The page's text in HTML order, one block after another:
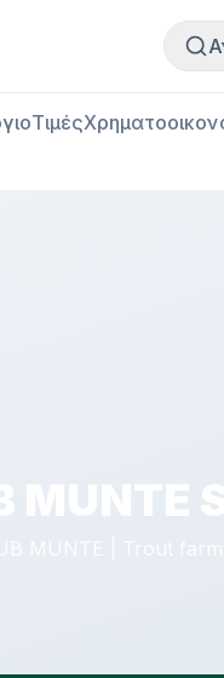
Τιμές
MUNTE
MUNTE | Trout farm